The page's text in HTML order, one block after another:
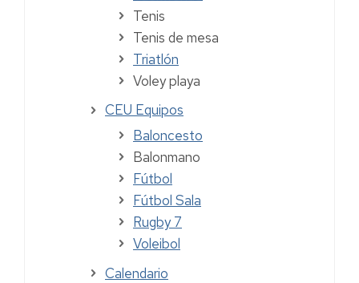
Tenis
Tenis de mesa
Triatlón
Voley playa
CEU Equipos
Baloncesto
Balonmano
Fútbol
Fútbol Sala
Rugby 7
Voleibol
Calendario